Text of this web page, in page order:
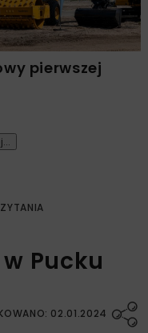
pierwszej
Pucku
02.01.2024